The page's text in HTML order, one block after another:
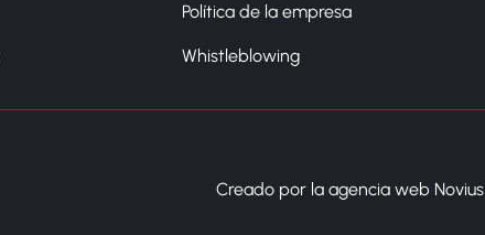
Política de la empresa
Whistleblowing
Creado por la agencia web Novius